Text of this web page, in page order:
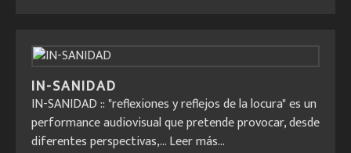
IN-SANIDAD
IN-SANIDAD :: "reflexiones y reflejos de la locura" es un
performance audiovisual que pretende provocar, desde
diferentes perspectivas,...Leer más...